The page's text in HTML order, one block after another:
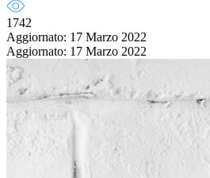
1742
Aggiornato: 17 Marzo 2022
Aggiornato: 17 Marzo 2022